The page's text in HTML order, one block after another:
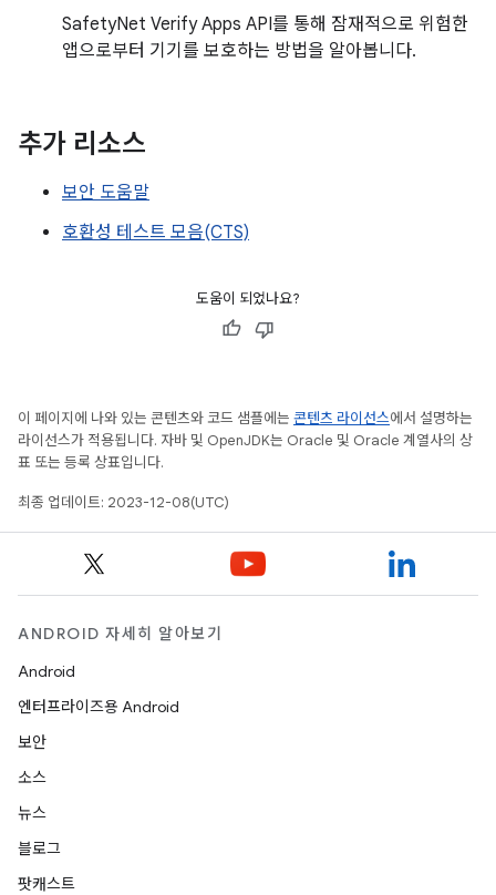
SafetyNet Verify Apps API를 통해 잠재적으로 위험한
앱으로부터 기기를 보호하는 방법을 알아봅니다.
추가 리소스
보안 도움말
호환성 테스트 모음(CTS)
도움이 되었나요?
이 페이지에 나와 있는 콘텐츠와 코드 샘플에는 콘텐츠 라이선스에서 설명하는
라이선스가 적용됩니다. 자바 및 OpenJDK는 Oracle 및 Oracle 계열사의 상
표 또는 등록 상표입니다.
최종 업데이트: 2023-12-08(UTC)
ANDROID 자세히 알아보기
Android
엔터프라이즈용 Android
보안
소스
뉴스
블로그
팟캐스트